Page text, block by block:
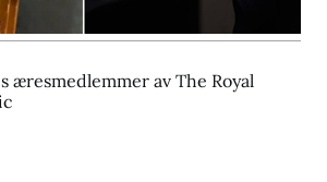
æresmedlemmer av The Royal